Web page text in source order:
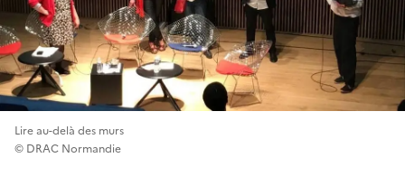
Lire au-delà des murs
© DRAC Normandie